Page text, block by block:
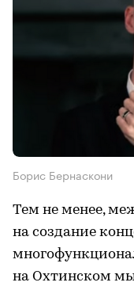
Борис Бернаскони
Тем не менее,
на создание
на Охтинском